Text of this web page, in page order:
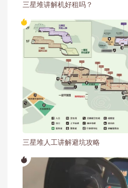
三星堆讲解机好租吗？
三星堆人工讲解避坑攻略